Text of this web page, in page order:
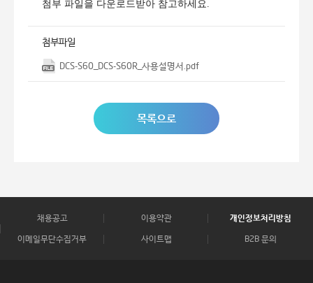
첨부 파일을 다운로드받아 참고하세요.
첨부파일
DCS-S60_DCS-S60R_사용설명서.pdf
목록으로
채용공고 이용약관
개인정보처리방침
이메일무단수집거부
사이트맵 B2B 문의